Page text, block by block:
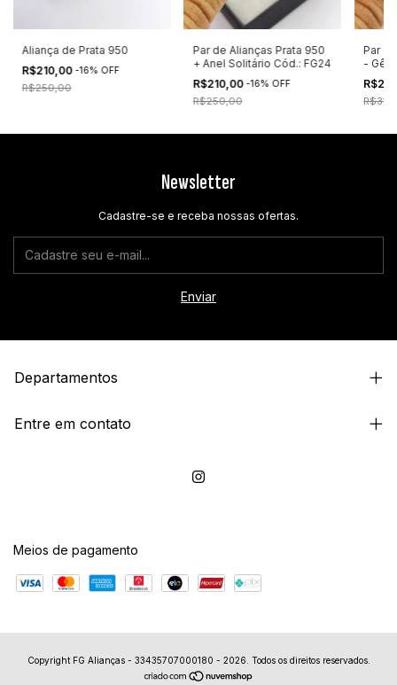
Aliança de Prata 950
R$210,00 -16% OFF
R$250,00
Par de Alianças Prata 950
+ Anel Solitário Cód.: FG24
R$210,00 -16% OFF
R$250,00
Par
-
Newsletter
Cadastre-se e receba nossas ofertas.
Departamentos
Entre em contato
Meios de pagamento
Copyright FG Alianças - 33435707000180 - 2026. Todos os direitos reservados.